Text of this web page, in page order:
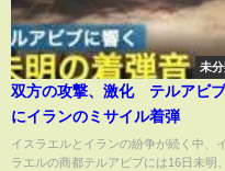
未
双方の攻撃、激化 テルアビブ
にイランのミサイル着弾
イスラエルとイランの紛争が続く中、
ラエルの商都テルアビブには16日未明、